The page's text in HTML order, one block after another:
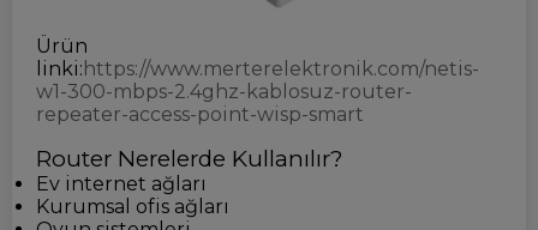
Ürün
linki: https://www.merterelektronik.com/netis-
w1-300-mbps-2.4ghz-kablosuz-router-
repeater-access-point-wisp-smart
Router Nerelerde Kullanılır?
Ev internet ağları
Kurumsal ofis ağları